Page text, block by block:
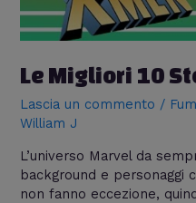
Le Migliori 10
Lascia un commento /
William J
L’universo Marvel da
background e personaggi
non fanno eccezione,